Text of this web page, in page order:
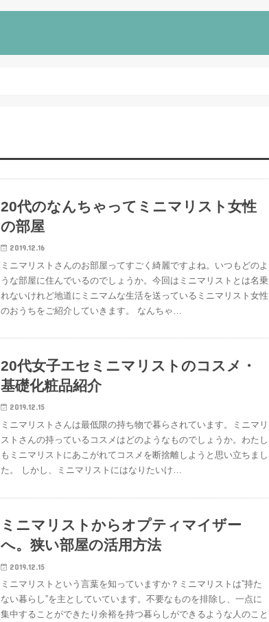
20代のなんちゃってミニマリスト女性
の部屋
2019.12.16
ミニマリストさんのお部屋ってすごく綺麗ですよね。いつもどのよ
うな部屋に住んでいるのでしょうか。今回はミニマリストとは名乗
れないけれど地道にミニマムな生活を送っているミニマリスト女性
のおうちをご紹介していきます。 なんちゃ…
20代女子エセミニマリストのコスメ・
基礎化粧品紹介
2019.12.15
ミニマリストさんは最低限の持ち物で暮らされています。ミニマリ
ストさんの持っているコスメはどのようなものでしょうか。わたし
もミニマリストにあこがれてコスメを断捨離しようと思い立ちまし
た。 しかし、ミニマリストにはなりたいけ…
ミニマリストからオプティマイザー
へ。狭い部屋の活用方法
2019.12.15
ミニマリストという言葉を知っていますか？ミニマリストは”持た
ない暮らし”を主としていています。不要なものを排除し、一点に
集中することができたり余裕を持つ暮らしができるような人のこと